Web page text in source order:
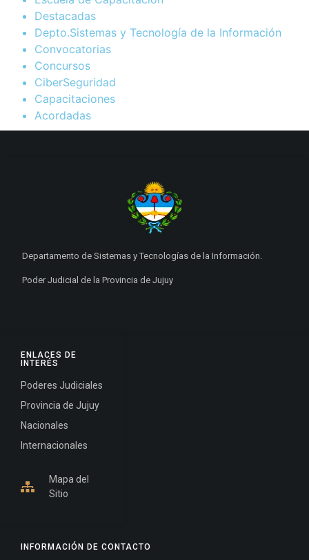
Destacadas
Depto.Sistemas y Tecnología de la Información
Convocatorias
Concursos
CiberSeguridad
Capacitaciones
Acordadas
INFORMACIÓN DE CONTACTO
ENLACES DE
INTERÉS
Poderes Judiciales
Provincia de Jujuy
Nacionales
Internacionales
Mapa del
Sitio
Departamento de Sistemas y Tecnologías de la Información.
Poder Judicial de la Provincia de Jujuy